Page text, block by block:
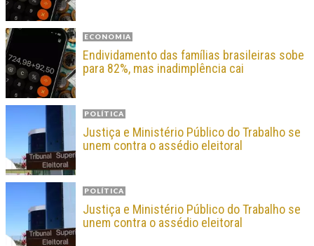
ECONOMIA
Endividamento das famílias brasileiras sobe
para 82%, mas inadimplência cai
POLÍTICA
Justiça e Ministério Público do Trabalho se
unem contra o assédio eleitoral
POLÍTICA
Justiça e Ministério Público do Trabalho se
unem contra o assédio eleitoral